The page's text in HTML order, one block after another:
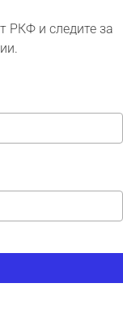
РКФ и следите за